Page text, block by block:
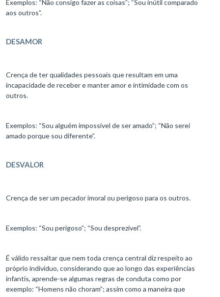
Exemplos: “Não consigo fazer as coisas”; “Sou inútil comparado
aos outros”.
DESAMOR
Crença de ter qualidades pessoais que resultam em uma
incapacidade de receber e manter amor e intimidade com os
outros.
Exemplos: “Sou alguém impossível de ser amado”; “Não serei
amado porque sou diferente”.
DESVALOR
Crença de ser um pecador imoral ou perigoso para os outros.
Exemplos: “Sou perigoso”; “Sou desprezível”.
É válido ressaltar que nem toda crença central diz respeito ao
próprio indivíduo, considerando que ao longo das experiências
infantis, aprende-se algumas regras de conduta como por
exemplo: “Homens não choram”; assim como a maneira que